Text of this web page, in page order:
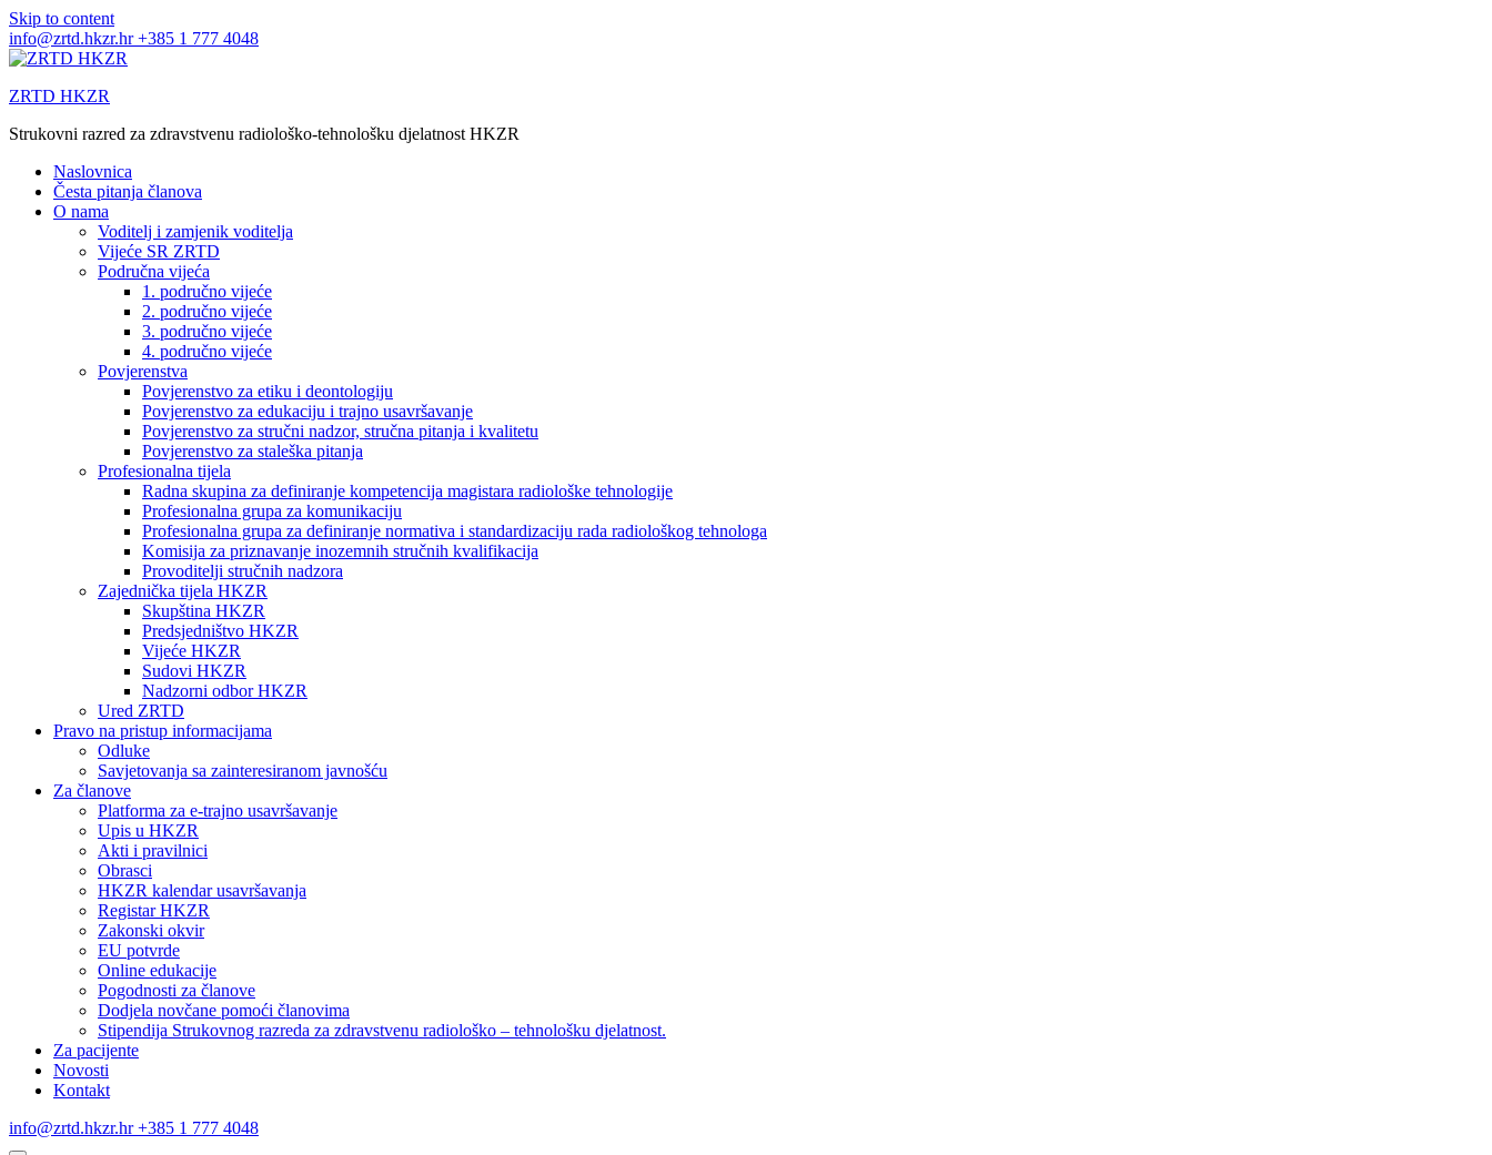
Skip to content
info@zrtd.hkzr.hr+385 1 777 4048
ZRTD HKZR
Strukovni razred za zdravstvenu radiološko-tehnološku djelatnost HKZR
Naslovnica
Česta pitanja članova
O nama
Voditelj i zamjenik voditelja
Vijeće SR ZRTD
Područna vijeća
1. područno vijeće
2. područno vijeće
3. područno vijeće
4. područno vijeće
Povjerenstva
Povjerenstvo za etiku i deontologiju
Povjerenstvo za edukaciju i trajno usavršavanje
Povjerenstvo za stručni nadzor, stručna pitanja i kvalitetu
Povjerenstvo za staleška pitanja
Profesionalna tijela
Radna skupina za definiranje kompetencija magistara radiološke tehnologije
Profesionalna grupa za komunikaciju
Profesionalna grupa za definiranje normativa i standardizaciju rada radiološkog tehnologa
Komisija za priznavanje inozemnih stručnih kvalifikacija
Provoditelji stručnih nadzora
Zajednička tijela HKZR
Skupština HKZR
Predsjedništvo HKZR
Vijeće HKZR
Sudovi HKZR
Nadzorni odbor HKZR
Ured ZRTD
Pravo na pristup informacijama
Odluke
Savjetovanja sa zainteresiranom javnošću
Za članove
Platforma za e-trajno usavršavanje
Upis u HKZR
Akti i pravilnici
Obrasci
HKZR kalendar usavršavanja
Registar HKZR
Zakonski okvir
EU potvrde
Online edukacije
Pogodnosti za članove
Dodjela novčane pomoći članovima
Stipendija Strukovnog razreda za zdravstvenu radiološko – tehnološku djelatnost.
Za pacijente
Novosti
Kontakt
info@zrtd.hkzr.hr+385 1 777 4048